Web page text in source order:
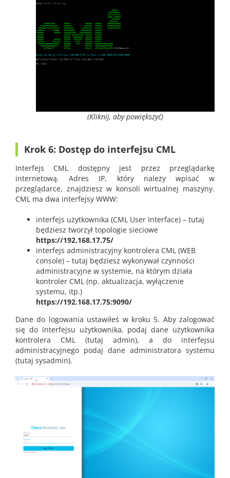
(Kliknij, aby powiększyć)
Krok 6: Dostęp do interfejsu CML
Interfejs CML dostępny jest przez przeglądarkę
internetową. Adres IP, który należy wpisać w
przeglądarce, znajdziesz w konsoli wirtualnej maszyny.
CML ma dwa interfejsy WWW:
interfejs użytkownika (CML User Interface) – tutaj
będziesz tworzył topologie sieciowe
https://192.168.17.75/
interfejs administracyjny kontrolera CML (WEB
console) – tutaj będziesz wykonywał czynności
administracyjne w systemie, na którym działa
kontroler CML (np. aktualizacja, wyłączenie
systemu, itp.)
https://192.168.17.75:9090/
Dane do logowania ustawiłeś w kroku 5. Aby zalogować
się do interfejsu użytkownika, podaj dane użytkownika
kontrolera CML (tutaj admin), a do interfejsu
administracyjnego podaj dane administratora systemu
(tutaj sysadmin).